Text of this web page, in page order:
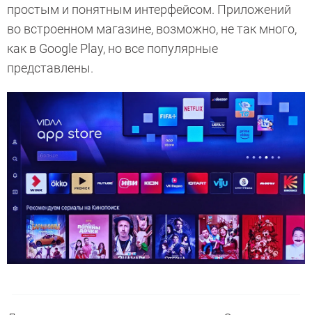
простым и понятным интерфейсом. Приложений
во встроенном магазине, возможно, не так много,
как в Google Play, но все популярные
представлены.